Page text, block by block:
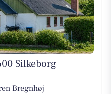
Silkeborg
Bregnhøj